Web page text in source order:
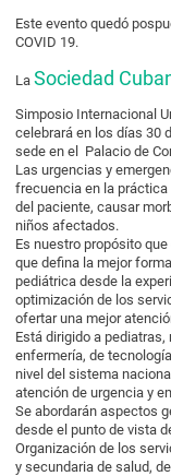
Este evento quedó
COVID 19.
LaSociedad
Simposio Internacional
celebrará en los días 30
sede en el Palacio de
Las urgencias y
frecuencia en la práctica
del paciente, causar
niños afectados.
Es nuestro propósito
que defina la mejor
pediátrica desde la
optimización de los
ofertar una mejor
Está dirigido a
enfermería, de
nivel del sistema
atención de urgencia y
Se abordarán aspectos
desde el punto de vista
Organización de los
y secundaria de salud,